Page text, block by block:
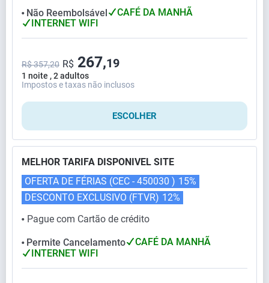
⬤ Não Reembolsável
CAFÉ DA MANHÃ
INTERNET WIFI
1 noite , 2 adultos
R$ 357,20 R$ 267,19
Impostos e taxas não inclusos
ESCOLHER
MELHOR TARIFA DISPONIVEL SITE
⬤ Pague com Cartão de crédito
OFERTA DE FÉRIAS (CEC - 450030 ) 15%
DESCONTO EXCLUSIVO (FTVR) 12%
⬤ Permite Cancelamento
CAFÉ DA MANHÃ
INTERNET WIFI